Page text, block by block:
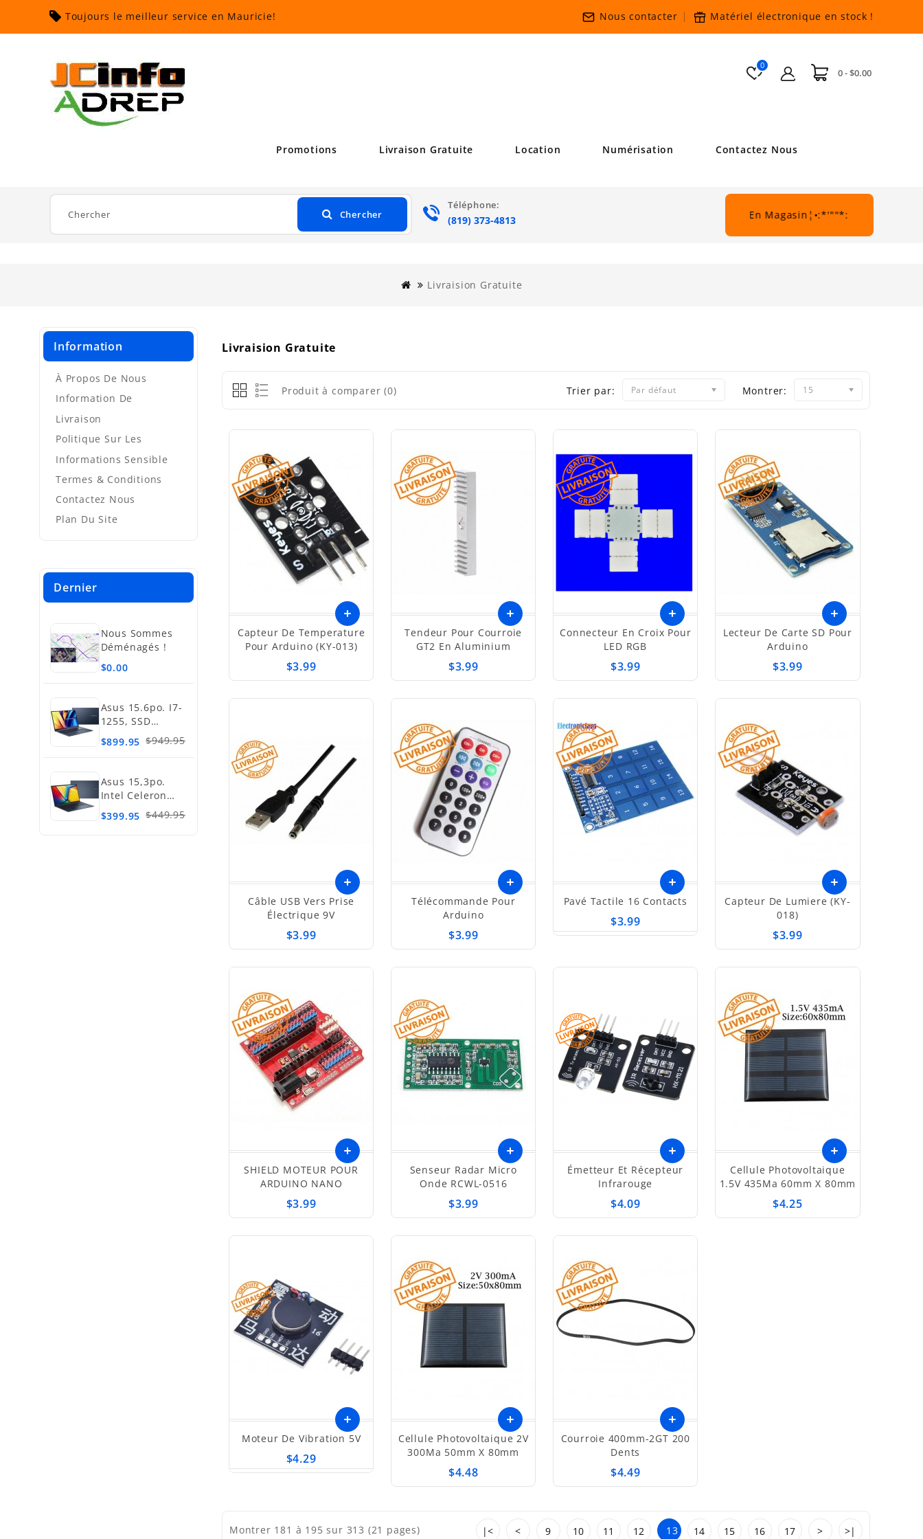
Toujours le meilleur service en Mauricie! Matériel électronique en stock !
Nous contacter
0 - $0.00
0
Promotions Livraison Gratuite Location Numérisation Contactez Nous
Chercher
Téléphone:
(819) 373-4813 .•:*'""*:•¦De Beau Rabais En Magasin¦•:*'""*:•.
Livraision Gratuite
Information
À Propos De Nous
Information De
Livraison
Politique Sur Les
Informations Sensible
Termes & Conditions
Contactez Nous
Plan Du Site
Dernier
Nous Sommes
Déménagés !
$0.00
Asus 15.6po. I7-
1255, SSD
512Go, 16Go
$899.95 $949.95
Asus 15,3po.
Intel Celeron
N4020, SSD
128Go, 4Go
$399.95 $449.95
Livraision Gratuite
Produit à comparer (0) Trier par: Par défaut Montrer: 15
Capteur De Temperature
Pour Arduino (KY-013)
$3.99
Tendeur Pour Courroie
GT2 En Aluminium
$3.99
Connecteur En Croix Pour
LED RGB
$3.99
Lecteur De Carte SD Pour
Arduino
$3.99
Câble USB Vers Prise
Électrique 9V
$3.99
Télécommande Pour
Arduino
$3.99
Pavé Tactile 16 Contacts
$3.99
Capteur De Lumiere (KY-
018)
$3.99
SHIELD MOTEUR POUR
ARDUINO NANO
$3.99
Senseur Radar Micro
Onde RCWL-0516
$3.99
Émetteur Et Récepteur
Infrarouge
$4.09
Cellule Photovoltaique
1.5V 435Ma 60mm X 80mm
$4.25
Moteur De Vibration 5V
$4.29
Cellule Photovoltaique 2V
300Ma 50mm X 80mm
$4.48
Courroie 400mm-2GT 200
Dents
$4.49
|< < 9 10 11 12 13 14 15 16 17 > >|
Montrer 181 à 195 sur 313 (21 pages)